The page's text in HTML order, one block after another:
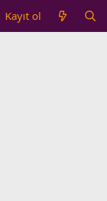
Kayıt ol